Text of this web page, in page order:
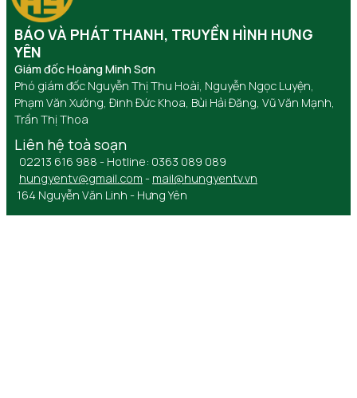
BÁO VÀ PHÁT THANH, TRUYỀN HÌNH HƯNG
YÊN
Giám đốc Hoàng Minh Sơn
Phó giám đốc Nguyễn Thị Thu Hoài, Nguyễn Ngọc Luyện,
Phạm Văn Xướng, Đinh Đức Khoa, Bùi Hải Đăng, Vũ Văn Mạnh,
Trần Thị Thoa
Liên hệ toà soạn
02213 616 988 - Hotline: 0363 089 089
hungyentv@gmail.com - mail@hungyentv.vn
164 Nguyễn Văn Linh - Hưng Yên